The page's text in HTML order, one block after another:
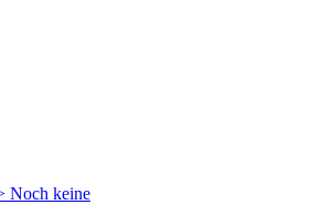
Noch keine